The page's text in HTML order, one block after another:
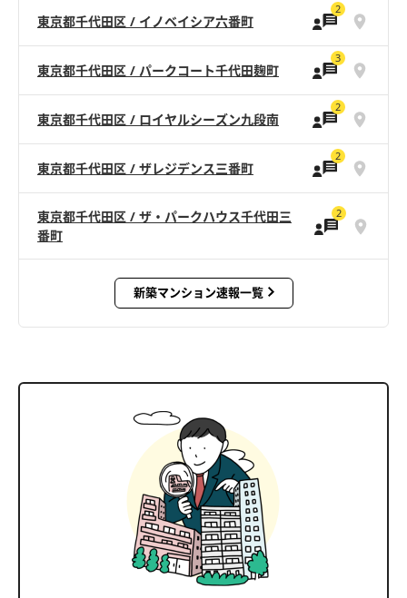
東京都千代田区 / イノベイシア六番町
2
東京都千代田区 / パークコート千代田麹町
3
東京都千代田区 / ロイヤルシーズン九段南
2
東京都千代田区 / ザレジデンス三番町
2
東京都千代田区 / ザ・パークハウス千代田三
番町
2
新築マンション速報一覧